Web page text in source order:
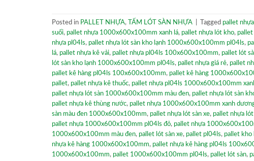
Posted in PALLET NHỰA, TẤM LÓT SÀN NHỰA Tagged pallet
suối, pallet nhựa 1000x600x100mm xanh lá, pallet nhựa lót kho,
nhựa pl04ls, pallet nhựa lót sàn kho lạnh 1000x600x100mm pl04ls,
lá, pallet nhựa kê vải, pallet nhựa pl04ls 100x600x100mm, pallet lót
lót sàn kho lạnh 1000x600x100mm pl04ls, pallet nhựa giá rẻ, pallet
pallet kê hàng pl04ls 100x600x100mm, pallet kê hàng
pallet, pallet nhựa kê thuốc, pallet nhựa pl04ls 1000x600x100mm
pallet nhựa lót sàn 1000x600x100mm màu đen, pallet nhựa lót sàn
pallet nhựa kê thùng nước, pallet nhựa 1000x600x100mm xanh
sàn màu đen 1000x600x100mm, pallet nhựa lót sàn xe, pallet nhựa
pallet nhựa 1000x600x100mm pl04ls đỏ, pallet nhựa
1000x600x100mm màu đen, pallet lót sàn xe, pallet pl04ls, pallet kho
nhựa kê hàng 1000x600x100mm, pallet nhựa kê hàng pl04ls
1000x600x100mm, pallet 1000x600x100mm pl04ls, pallet lót sàn,